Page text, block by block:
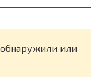
обнаружили или